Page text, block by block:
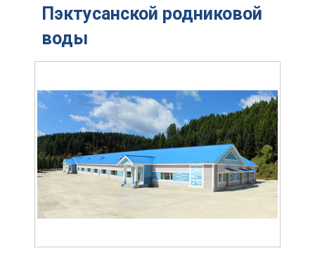
Пэктусанской родниковой
воды